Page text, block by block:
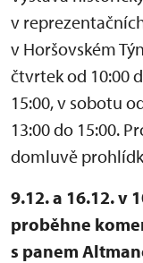
v
v Horšovském
čtvrtek od 10:00
15:00, v sobotu
13:00 do 15:00.
domluvě
9.12. a 16.12. v
proběhne
s panem